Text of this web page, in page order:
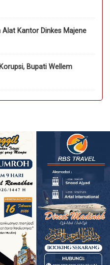
Alat Kantor Dinkes Majene
Bupati Wellem